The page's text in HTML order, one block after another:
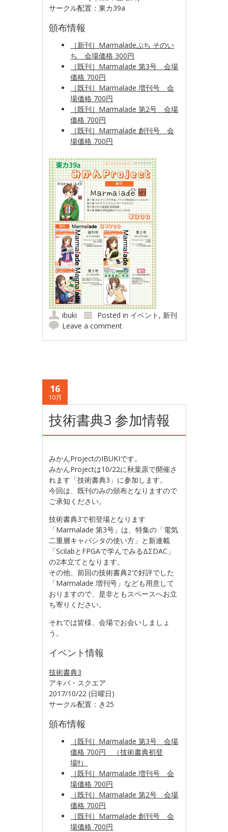
サークル配置：東カ39a
頒布情報
［新刊］Marmaladeぷち そのい
ち 会場価格 300円
［既刊］Marmalade 第3号 会場
価格 700円
［既刊］Marmalade 増刊号 会
場価格 700円
［既刊］Marmalade 第2号 会場
価格 700円
［既刊］Marmalade 創刊号 会
場価格 700円
ibuki Posted in イベント , 新刊
Leave a comment
16
10月
技術書典3 参加情報
みかんProjectのIBUKIです。
みかんProjectは10/22に秋葉原で開催さ
れます「技術書典3」に参加します。
今回は、既刊のみの頒布となりますので
ご承知ください。
技術書典3で初登場となります
「Marmalade 第3号」は、特集の「電気
二重層キャパシタの使い方」と新連載
「ScilabとFPGAで学んでみるΔΣDAC」
の2本立てとなります。
その他、前回の技術書典2で好評でした
「Marmalade 増刊号」なども用意して
おりますので、是非ともスペースへお立
ち寄りください。
それでは皆様、会場でお会いしましょ
う。
イベント情報
技術書典3
アキバ・スクエア
2017/10/22 (日曜日)
サークル配置：き25
頒布情報
［既刊］Marmalade 第3号 会場
価格 700円 （技術書典初登
場!!）
［既刊］Marmalade 増刊号 会
場価格 700円
［既刊］Marmalade 第2号 会場
価格 700円
［既刊］Marmalade 創刊号 会
場価格 700円